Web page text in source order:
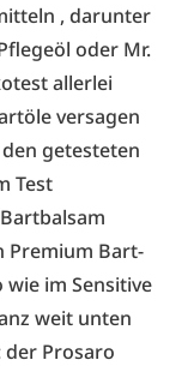
, darunter
oder Mr.
allerlei
versagen
getesteten
Test
Premium Bart-
im Sensitive
weit unten
Prosaro